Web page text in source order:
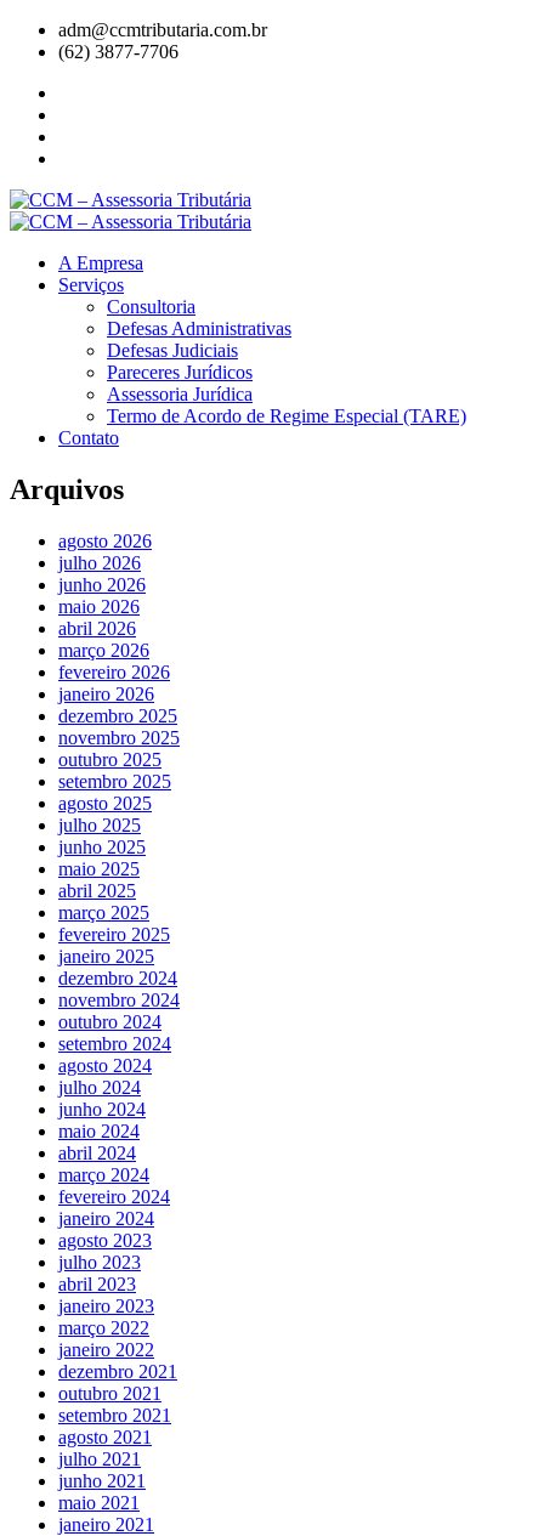
adm@ccmtributaria.com.br
(62) 3877-7706
A Empresa
Serviços
Consultoria
Defesas Administrativas
Defesas Judiciais
Pareceres Jurídicos
Assessoria Jurídica
Termo de Acordo de Regime Especial (TARE)
Contato
Arquivos
agosto 2026
julho 2026
junho 2026
maio 2026
abril 2026
março 2026
fevereiro 2026
janeiro 2026
dezembro 2025
novembro 2025
outubro 2025
setembro 2025
agosto 2025
julho 2025
junho 2025
maio 2025
abril 2025
março 2025
fevereiro 2025
janeiro 2025
dezembro 2024
novembro 2024
outubro 2024
setembro 2024
agosto 2024
julho 2024
junho 2024
maio 2024
abril 2024
março 2024
fevereiro 2024
janeiro 2024
agosto 2023
julho 2023
abril 2023
janeiro 2023
março 2022
janeiro 2022
dezembro 2021
outubro 2021
setembro 2021
agosto 2021
julho 2021
junho 2021
maio 2021
janeiro 2021